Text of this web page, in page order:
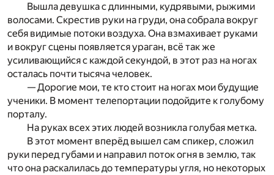
Вышла девушка с длинными, кудрявыми, рыжими
волосами. Скрестив руки на груди, она собрала вокруг
себя видимые потоки воздуха. Она взмахивает руками
и вокруг сцены появляется ураган, всё так же
усиливающийся с каждой секундой, в этот раз на ногах
осталась почти тысяча человек.
— Дорогие мои, те кто стоит на ногах мои будущие
ученики. В момент телепортации подойдите к голубому
порталу.
На руках всех этих людей возникла голубая метка.
В этот момент вперёд вышел сам спикер, сложил
руки перед губами и направил поток огня в землю, так
что она раскалилась до температуры угля, но некоторых